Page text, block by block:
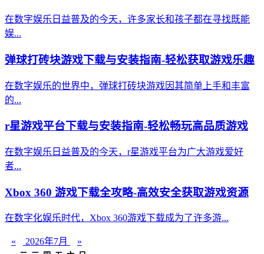
在数字娱乐日益普及的今天，许多家长和孩子都在寻找既能
娱...
弹球打砖块游戏下载与安装指南-轻松获取游戏乐趣
在数字娱乐的世界中，弹球打砖块游戏因其简单上手和丰富
的...
r星游戏平台下载与安装指南-轻松畅玩高品质游戏
在数字娱乐日益普及的今天，r星游戏平台为广大游戏爱好
者...
Xbox 360 游戏下载全攻略-高效安全获取游戏资源
在数字化娱乐时代，Xbox 360游戏下载成为了许多游...
« 2026年7月 »